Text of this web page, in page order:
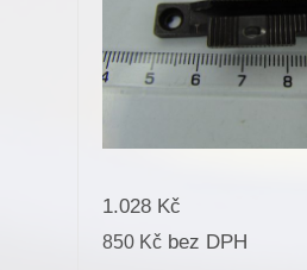
1.028 Kč
850 Kč bez DPH